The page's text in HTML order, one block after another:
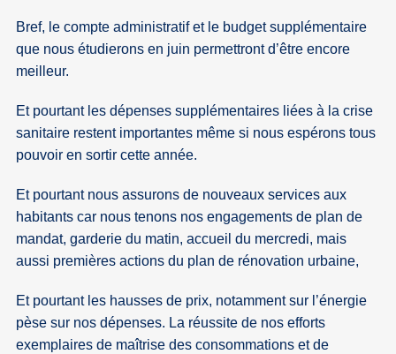
Bref, le compte administratif et le budget supplémentaire
que nous étudierons en juin permettront d’être encore
meilleur.
Et pourtant les dépenses supplémentaires liées à la crise
sanitaire restent importantes même si nous espérons tous
pouvoir en sortir cette année.
Et pourtant nous assurons de nouveaux services aux
habitants car nous tenons nos engagements de plan de
mandat, garderie du matin, accueil du mercredi, mais
aussi premières actions du plan de rénovation urbaine,
Et pourtant les hausses de prix, notamment sur l’énergie
pèse sur nos dépenses. La réussite de nos efforts
exemplaires de maîtrise des consommations et de